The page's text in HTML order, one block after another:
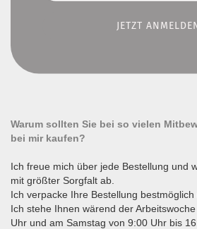
Warum sollten Sie bei so vielen
bei mir kaufen?
Ich freue mich über jede Bestellung und
mit größter Sorgfalt ab.
Ich verpacke Ihre Bestellung bestmöglich
Ich stehe Ihnen wärend der
Uhr und am Samstag von 9:00 Uhr bis